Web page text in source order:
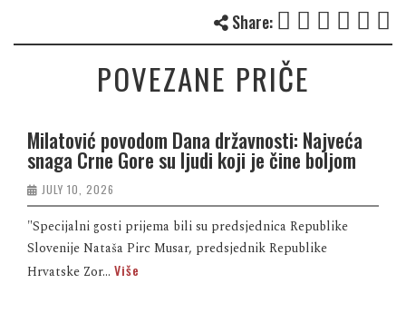
Share:
POVEZANE PRIČE
Milatović povodom Dana državnosti: Najveća
snaga Crne Gore su ljudi koji je čine boljom
JULY 10, 2026
"Specijalni gosti prijema bili su predsjednica Republike
Slovenije Nataša Pirc Musar, predsjednik Republike
Hrvatske Zor... Više